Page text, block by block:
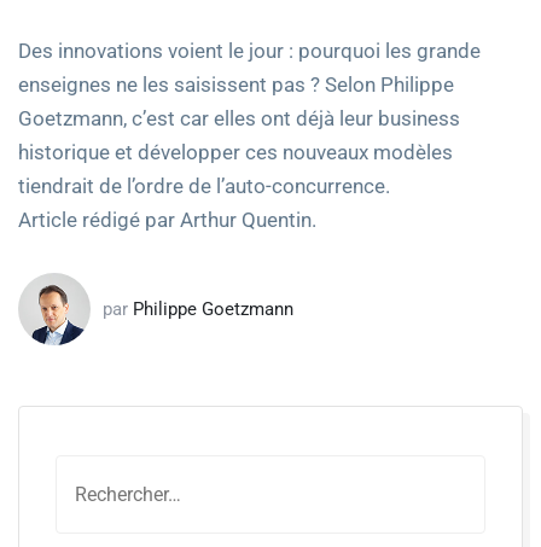
Des innovations voient le jour : pourquoi les grande
enseignes ne les saisissent pas ? Selon Philippe
Goetzmann, c’est car elles ont déjà leur business
historique et développer ces nouveaux modèles
tiendrait de l’ordre de l’auto-concurrence.
Article rédigé par Arthur Quentin.
par Philippe Goetzmann